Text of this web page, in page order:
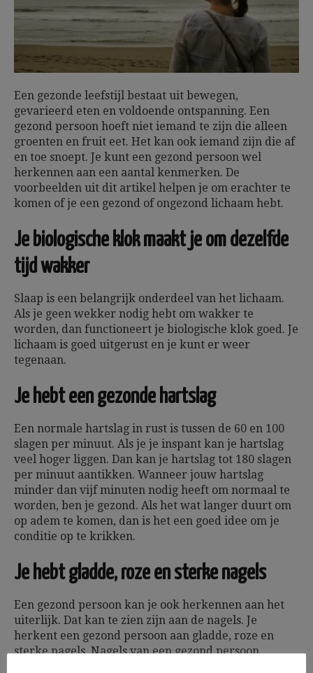
Een gezonde leefstijl bestaat uit bewegen,
gevarieerd eten en voldoende ontspanning. Een
gezond persoon hoeft niet iemand te zijn die alleen
groenten en fruit eet. Het kan ook iemand zijn die af
en toe snoept. Je kunt een gezond persoon wel
herkennen aan een aantal kenmerken. De
voorbeelden uit dit artikel helpen je om erachter te
komen of je een gezond of ongezond lichaam hebt.
Je biologische klok maakt je om dezelfde
tijd wakker
Slaap is een belangrijk onderdeel van het lichaam.
Als je geen wekker nodig hebt om wakker te
worden, dan functioneert je biologische klok goed. Je
lichaam is goed uitgerust en je kunt er weer
tegenaan.
Je hebt een gezonde hartslag
Een normale hartslag in rust is tussen de 60 en 100
slagen per minuut. Als je je inspant kan je hartslag
veel hoger liggen. Dan kan je hartslag tot 180 slagen
per minuut aantikken. Wanneer jouw hartslag
minder dan vijf minuten nodig heeft om normaal te
worden, ben je gezond. Als het wat langer duurt om
op adem te komen, dan is het een goed idee om je
conditie op te krikken.
Je hebt gladde, roze en sterke nagels
Een gezond persoon kan je ook herkennen aan het
uiterlijk. Dat kan te zien zijn aan de nagels. Je
herkent een gezond persoon aan gladde, roze en
sterke nagels. Nagels van een gezond persoon